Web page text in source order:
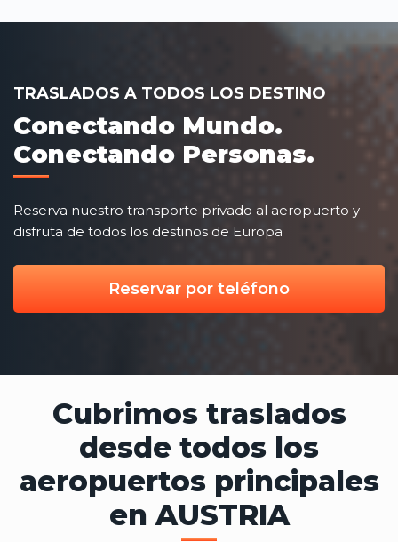
TRASLADOS A TODOS LOS DESTINO
Conectando Mundo.
Conectando Personas.
Reserva nuestro transporte privado al aeropuerto y
disfruta de todos los destinos de Europa
Reservar por teléfono
Cubrimos traslados
desde todos los
aeropuertos principales
en AUSTRIA